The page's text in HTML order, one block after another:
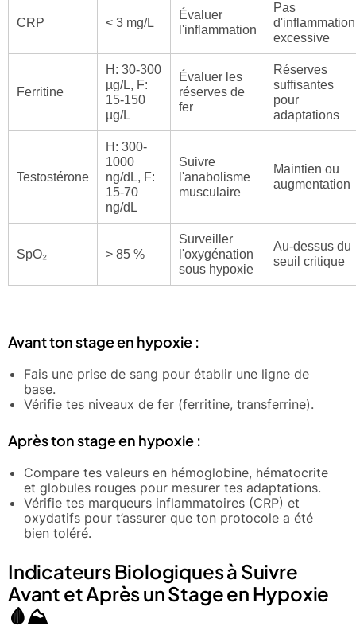
CRP < 3 mg/L
Évaluer
l'inflammation
Pas
d'inflammation
excessive
Ferritine
H: 30-300
µg/L, F:
15-150
µg/L
Évaluer les
réserves de
fer
Réserves
suffisantes
pour
adaptations
Testostérone
H: 300-
1000
ng/dL, F:
15-70
ng/dL
Suivre
l'anabolisme
musculaire
Maintien ou
augmentation
SpO₂ > 85 %
Surveiller
l'oxygénation
sous hypoxie
Au-dessus du
seuil critique
Avant ton stage en hypoxie :
Fais une prise de sang pour établir une ligne de
base.
Vérifie tes niveaux de fer (ferritine, transferrine).
Après ton stage en hypoxie :
Compare tes valeurs en hémoglobine, hématocrite
et globules rouges pour mesurer tes adaptations.
Vérifie tes marqueurs inflammatoires (CRP) et
oxydatifs pour t’assurer que ton protocole a été
bien toléré.
Indicateurs Biologiques à Suivre
Avant et Après un Stage en Hypoxie
🩸⛰️